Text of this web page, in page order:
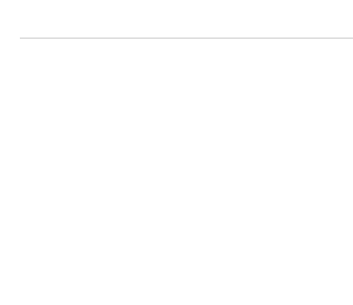
ebben sem kell feltétlenül a...